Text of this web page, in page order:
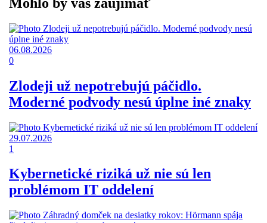
06.08.2026
0
Zlodeji už nepotrebujú páčidlo.
Moderné podvody nesú úplne iné znaky
29.07.2026
1
Kybernetické riziká už nie sú len
problémom IT oddelení